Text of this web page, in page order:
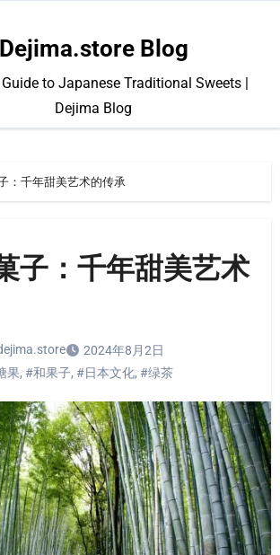
Dejima.store Blog
to Japanese Traditional Sweets |
Dejima Blog
：千年甜美艺术的传承
子：千年甜美艺术
2024年8月2日
果, #和果子, #日本文化, #绿茶